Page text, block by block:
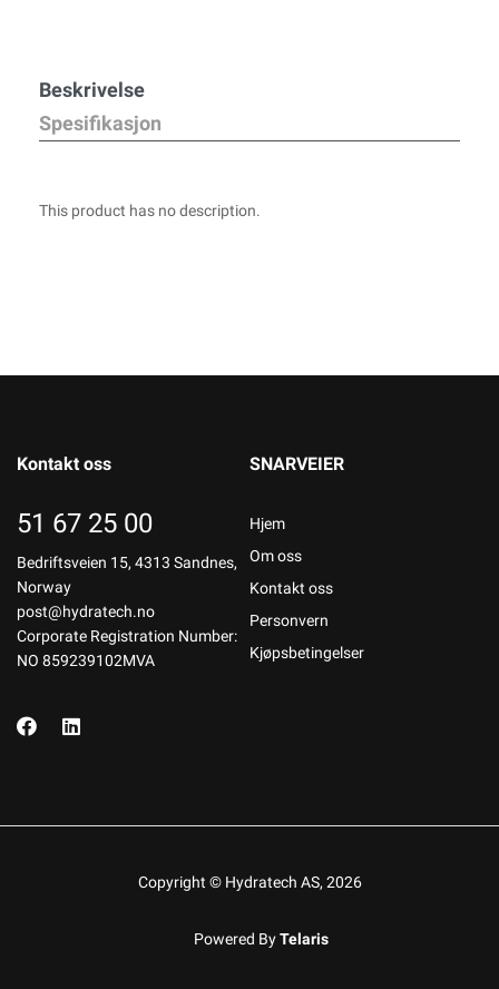
Beskrivelse
Spesifikasjon
This product has no description.
Kontakt oss
51 67 25 00
Bedriftsveien 15, 4313 Sandnes,
Norway
post@hydratech.no
Corporate Registration Number:
NO 859239102MVA
SNARVEIER
Hjem
Om oss
Kontakt oss
Personvern
Kjøpsbetingelser
Copyright © Hydratech AS, 2026
Powered ByTelaris